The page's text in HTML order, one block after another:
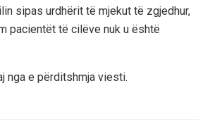
sipas urdhërit të mjekut të zgjedhur,
pacientët të cilëve nuk u është
nga e përditshmja viesti.